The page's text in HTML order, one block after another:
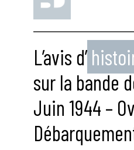
L’avis d’
sur la bande
Juin 1944 –